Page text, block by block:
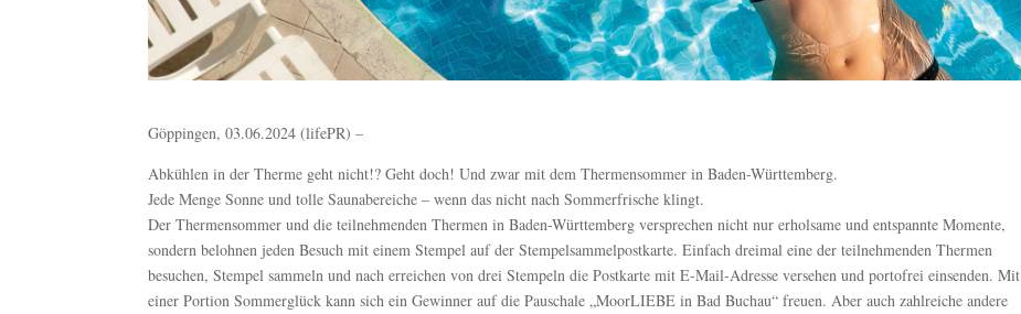
Göppingen, 03.06.2024 (lifePR) –
Abkühlen in der Therme geht nicht!? Geht doch! Und zwar mit dem Thermensommer in Baden-Württemberg.
Jede Menge Sonne und tolle Saunabereiche – wenn das nicht nach Sommerfrische klingt.
Der Thermensommer und die teilnehmenden Thermen in Baden-Württemberg versprechen nicht nur erholsame und entspannte Momente,
sondern belohnen jeden Besuch mit einem Stempel auf der Stempelsammelpostkarte. Einfach dreimal eine der teilnehmenden Thermen
besuchen, Stempel sammeln und nach erreichen von drei Stempeln die Postkarte mit E-Mail-Adresse versehen und portofrei einsenden. Mit
einer Portion Sommerglück kann sich ein Gewinner auf die Pauschale „MoorLIEBE in Bad Buchau“ freuen. Aber auch zahlreiche andere